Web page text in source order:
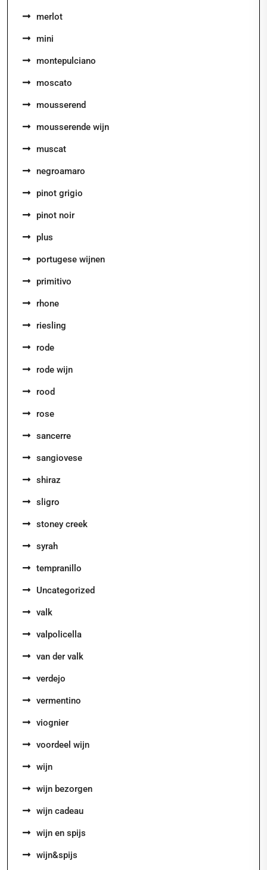
merlot
mini
montepulciano
moscato
mousserend
mousserende wijn
muscat
negroamaro
pinot grigio
pinot noir
plus
portugese wijnen
primitivo
rhone
riesling
rode
rode wijn
rood
rose
sancerre
sangiovese
shiraz
sligro
stoney creek
syrah
tempranillo
Uncategorized
valk
valpolicella
van der valk
verdejo
vermentino
viognier
voordeel wijn
wijn
wijn bezorgen
wijn cadeau
wijn en spijs
wijn&spijs